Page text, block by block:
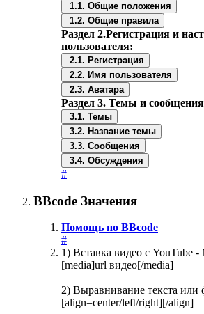
1.1. Общие положения
1.2. Общие правила
Раздел 2.Регистрация и
пользователя:
2.1. Регистрация
2.2. Имя пользователя
2.3. Аватара
Раздел 3. Темы и
3.1. Темы
3.2. Название темы
3.3. Сообщения
3.4. Обсуждения
#
BBcode Значения
Помощь по BBcode
#
1) Вставка видео с YouTube -
[media]url видео[/media]
2) Выравнивание текста или
[align=center/left/right][/align]